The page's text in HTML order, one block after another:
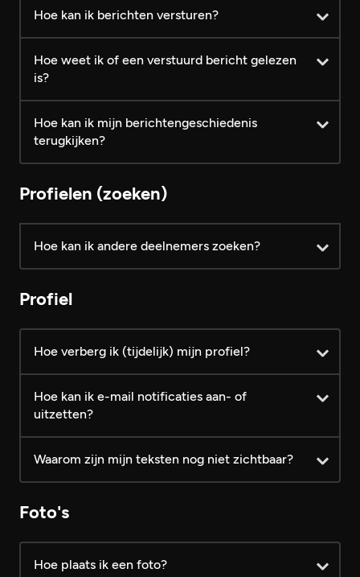
Android
Hoe kan ik berichten versturen?
Hoe weet ik of een verstuurd bericht gelezen
is?
Hoe kan ik mijn berichtengeschiedenis
terugkijken?
Profielen (zoeken)
Hoe kan ik andere deelnemers zoeken?
Profiel
Hoe verberg ik (tijdelijk) mijn profiel?
Hoe kan ik e-mail notificaties aan- of
uitzetten?
Waarom zijn mijn teksten nog niet zichtbaar?
Foto's
Hoe plaats ik een foto?